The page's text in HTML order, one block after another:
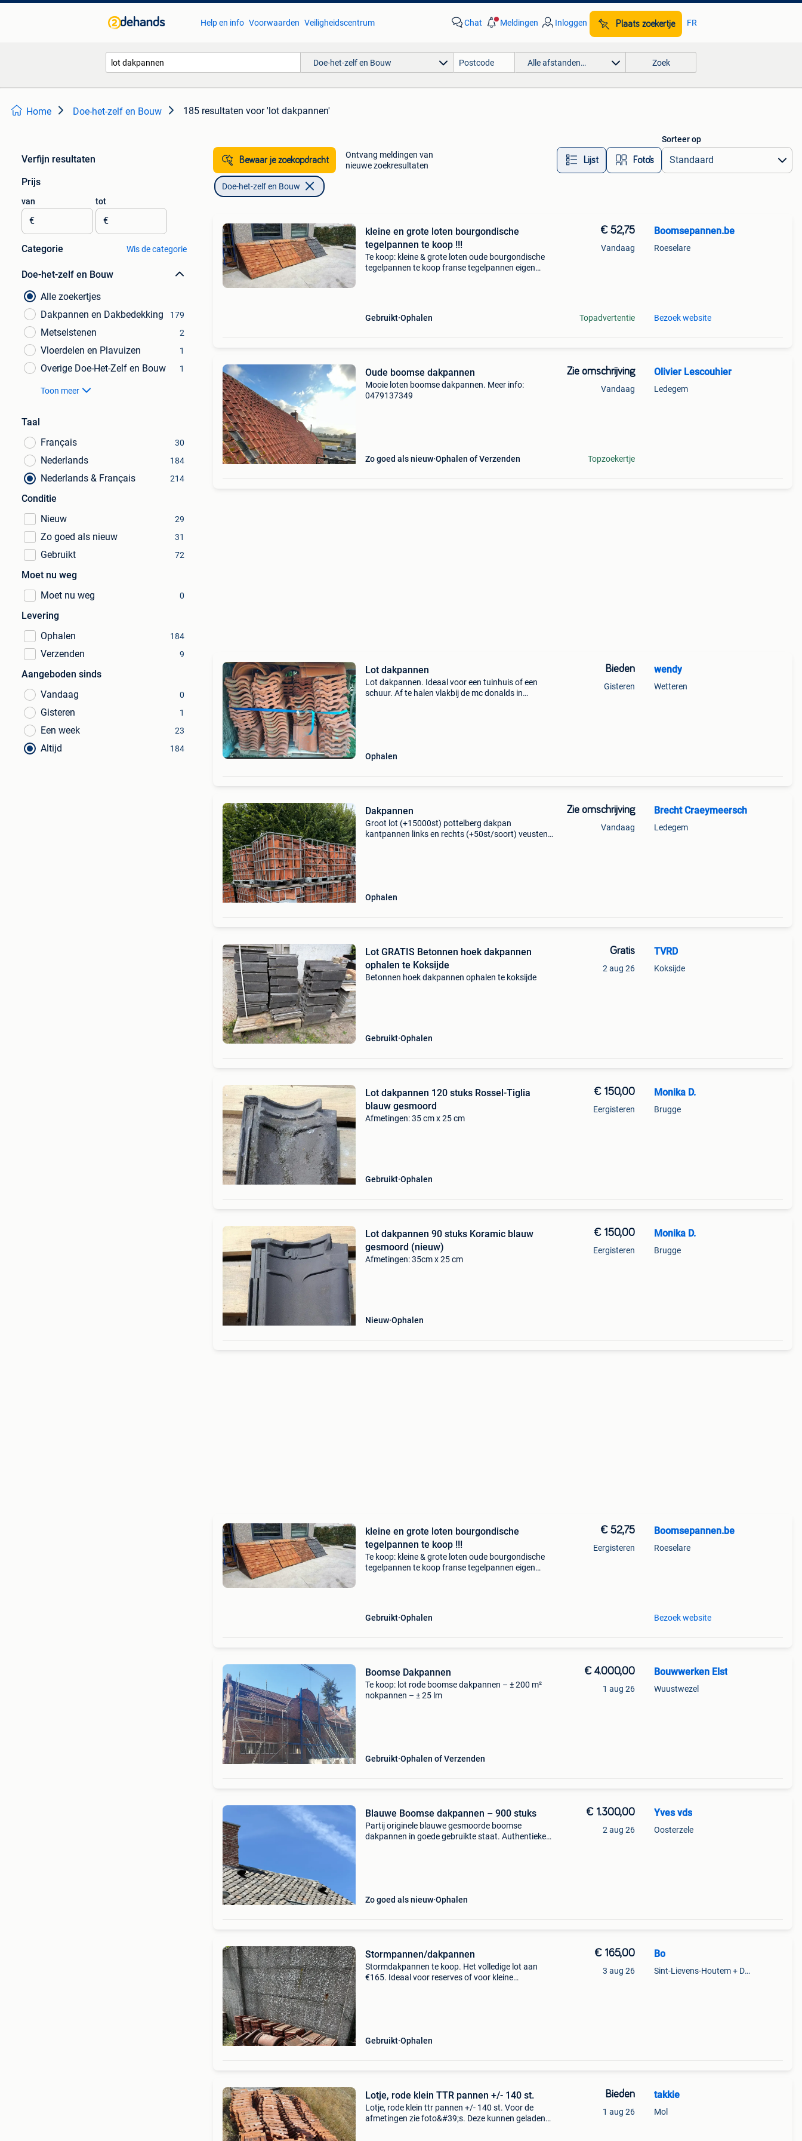
Help en info Voorwaarden Veiligheidscentrum Chat Meldingen Inloggen Plaats zoekertje FR
Doe-het-zelf en Bouw Alle afstanden… Zoek
Home Doe-het-zelf en Bouw 185 resultaten voor 'lot dakpannen'
Verfijn resultaten
Prijs
van
€
tot
€
Categorie Wis de categorie
Doe-het-zelf en Bouw
Alle zoekertjes
Dakpannen en Dakbedekking
179
Metselstenen 2
Vloerdelen en Plavuizen 1
Overige Doe-Het-Zelf en Bouw 1
Toon meer
Taal
Français
30
Nederlands 184
Nederlands & Français 214
Conditie
Nieuw
29
Zo goed als nieuw 31
Gebruikt 72
Moet nu weg
Moet nu weg
0
Levering
Ophalen
184
Verzenden 9
Aangeboden sinds
Vandaag
0
Gisteren 1
Een week 23
Altijd 184
Bewaar je zoekopdracht
Ontvang meldingen van
nieuwe zoekresultaten
Lijst Foto’s
Sorteer op
Doe-het-zelf en Bouw
kleine en grote loten bourgondische
tegelpannen te koop !!!
Te koop: kleine & grote loten oude bourgondische
tegelpannen te koop franse tegelpannen eigen
Gebruikt Ophalen
€ 52,75
Vandaag
Topadvertentie
Boomsepannen.be
Roeselare
Bezoek website
Oude boomse dakpannen
Mooie loten boomse dakpannen. Meer info:
0479137349
Zo goed als nieuw Ophalen of Verzenden
Zie omschrijving
Vandaag
Topzoekertje
Olivier Lescouhier
Ledegem
Lot dakpannen
Lot dakpannen. Ideaal voor een tuinhuis of een
schuur. Af te halen vlakbij de mc donalds in
Ophalen
Bieden
Gisteren
wendy
Wetteren
Dakpannen
Groot lot (+15000st) pottelberg dakpan
kantpannen links en rechts (+50st/soort) veusten
Ophalen
Zie omschrijving
Vandaag
Brecht Craeymeersch
Ledegem
Lot GRATIS Betonnen hoek dakpannen
ophalen te Koksijde
Betonnen hoek dakpannen ophalen te koksijde
Gebruikt Ophalen
Gratis
2 aug 26
TVRD
Koksijde
Lot dakpannen 120 stuks Rossel-Tiglia
blauw gesmoord
Afmetingen: 35 cm x 25 cm
Gebruikt Ophalen
€ 150,00
Eergisteren
Monika D.
Brugge
Lot dakpannen 90 stuks Koramic blauw
gesmoord (nieuw)
Afmetingen: 35cm x 25 cm
Nieuw Ophalen
€ 150,00
Eergisteren
Monika D.
Brugge
kleine en grote loten bourgondische
tegelpannen te koop !!!
Te koop: kleine & grote loten oude bourgondische
tegelpannen te koop franse tegelpannen eigen
Gebruikt Ophalen
€ 52,75
Eergisteren
Boomsepannen.be
Roeselare
Bezoek website
Boomse Dakpannen
Te koop: lot rode boomse dakpannen – ± 200 m²
nokpannen – ± 25 lm
Gebruikt Ophalen of Verzenden
€ 4.000,00
1 aug 26
Bouwwerken Elst
Wuustwezel
Blauwe Boomse dakpannen – 900 stuks
Partij originele blauwe gesmoorde boomse
dakpannen in goede gebruikte staat. Authentieke
Zo goed als nieuw Ophalen
€ 1.300,00
2 aug 26
Yves vds
Oosterzele
Stormpannen/dakpannen
Stormdakpannen te koop. Het volledige lot aan
€165. Ideaal voor reserves of voor kleine
Gebruikt Ophalen
€ 165,00
3 aug 26
Bo
Sint-Lievens-Houtem + Deel Oombergen
Lotje, rode klein TTR pannen +/- 140 st.
Lotje, rode klein ttr pannen +/- 140 st. Voor de
afmetingen zie foto&#39;s. Deze kunnen geladen
Bieden
1 aug 26
takkie
Mol